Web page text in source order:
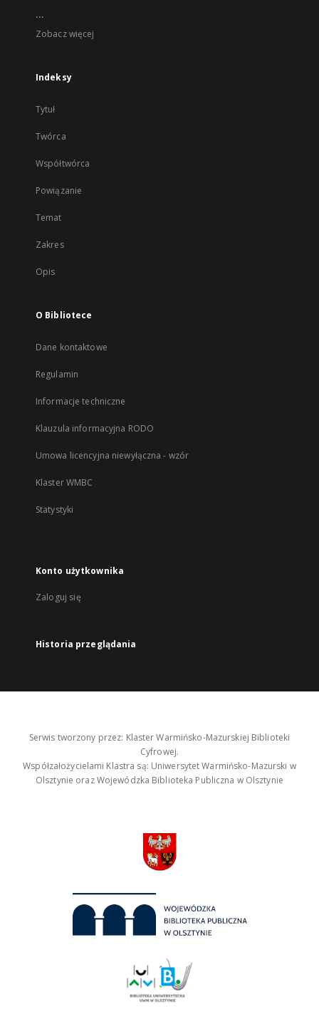
...
Zobacz więcej
Indeksy
Tytuł
Twórca
Współtwórca
Powiązanie
Temat
Zakres
Opis
O Bibliotece
Dane kontaktowe
Regulamin
Informacje techniczne
Klauzula informacyjna RODO
Umowa licencyjna niewyłączna - wzór
Klaster WMBC
Statystyki
Konto użytkownika
Zaloguj się
Historia przeglądania
Serwis tworzony przez: Klaster Warmińsko-Mazurskiej Biblioteki
Cyfrowej.
Współzałożycielami Klastra są: Uniwersytet Warmińsko-Mazurski w
Olsztynie oraz Wojewódzka Biblioteka Publiczna w Olsztynie